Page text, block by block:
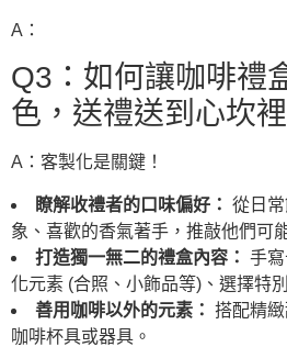
A：
Q3：如何讓咖啡禮
色，送禮送到心坎裡
A：客製化是關鍵！
瞭解收禮者的口味偏好： 從日
象、喜歡的香氣著手，推敲他們可
打造獨一無二的禮盒內容： 手
化元素 (合照、小飾品等)、選擇特
善用咖啡以外的元素： 搭配精
咖啡杯具或器具。